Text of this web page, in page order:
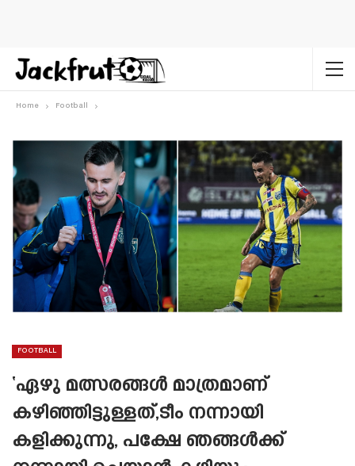
Home Football
FOOTBALL
‘ഏഴു മത്സരങ്ങൾ മാത്രമാണ്
കഴിഞ്ഞിട്ടുള്ളത്,ടീം നന്നായി
കളിക്കുന്നു, പക്ഷേ ഞങ്ങൾക്ക്